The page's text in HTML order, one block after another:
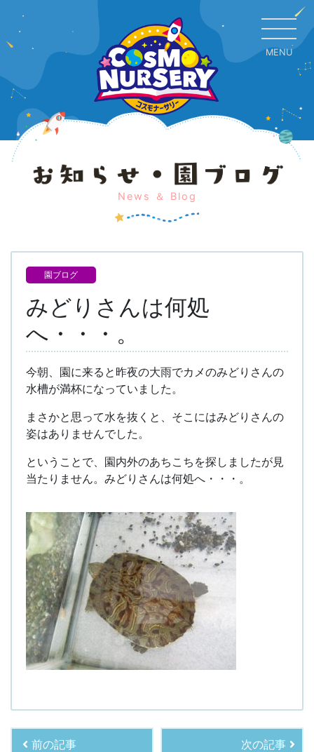
MENU
News ＆ Blog
園ブログ
みどりさんは何処
へ・・・。
今朝、園に来ると昨夜の大雨でカメのみどりさんの
水槽が満杯になっていました。
まさかと思って水を抜くと、そこにはみどりさんの
姿はありませんでした。
ということで、園内外のあちこちを探しましたが見
当たりません。みどりさんは何処へ・・・。
前の記事
次の記事